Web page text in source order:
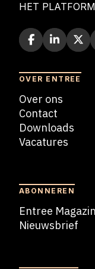
HET
OVER ENTREE
Over ons
Contact
Downloads
Vacatures
ABONNEREN
Entree
Nieuwsbrief